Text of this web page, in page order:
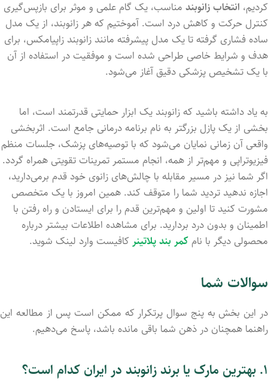
کردیم، انتخاب زانوبند مناسب، یک گام علمی و موثر برای بازپس‌گیری
کنترل حرکت و کاهش درد است. آموختیم که هر زانوبند، از یک مدل
ساده فشاری گرفته تا یک مدل پیشرفته مانند زانوبند زاپیامکس، برای
هدف و شرایط خاصی طراحی شده است و موفقیت در استفاده از آن
با یک تشخیص پزشکی دقیق آغاز می‌شود.
به یاد داشته باشید که زانوبند یک ابزار حمایتی قدرتمند است، اما
بخشی از یک پازل بزرگتر به نام برنامه درمانی جامع است. اثربخشی
واقعی آن زمانی نمایان می‌شود که با توصیه‌های پزشک، جلسات منظم
فیزیوتراپی و مهم‌تر از همه، انجام مستمر تمرینات تقویتی همراه گردد.
اگر شما نیز در مسیر مقابله با چالش‌های زانوی خود قدم برمی‌دارید،
اجازه ندهید تردید شما را متوقف کند. همین امروز با یک متخصص
مشورت کنید تا اولین و مهم‌ترین قدم را برای ایستادن و راه رفتن با
اطمینان و بدون درد بردارید. برای مشاهده اطلاعات بیشتر درباره
محصولی دیگر با نام کمر بند پلاتینر کافیست وارد لینک شوید.
سوالات شما
در این بخش به پنج سوال پرتکرار که ممکن است پس از مطالعه این
راهنما همچنان در ذهن شما باقی مانده باشد، پاسخ می‌دهیم.
۱. بهترین مارک یا برند زانوبند در ایران کدام است؟